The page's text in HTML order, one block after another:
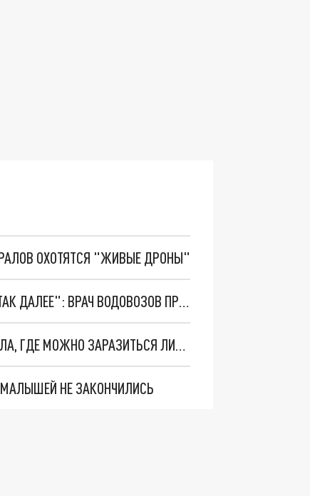
ОХОТЯТСЯ "ЖИВЫЕ ДРОНЫ"
"ВОЗМОЖНЫ ИНФЕКЦИОННЫЕ ОСЛОЖНЕНИЯ, НАГНОЕНИЕ И ТАК ДАЛЕЕ": ВРАЧ ВОДОВОЗОВ ПРЕДУПРЕДИЛ О САМОСТОЯТЕЛЬНОМ ИЗВЛЕЧЕНИИ КЛЕЩА
"ТРЕВОЖНАЯ ТЕНДЕНЦИЯ": ВРАЧ ЧЕРНЫШОВА ПРЕДУПРЕДИЛА, ГДЕ МОЖНО ЗАРАЗИТЬСЯ ЛИХОРАДКОЙ ДЕНГЕ
НЕ ЗАКОНЧИЛИСЬ